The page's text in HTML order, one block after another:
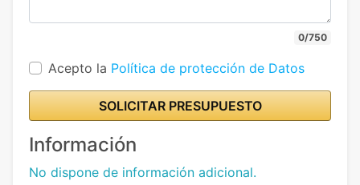
0/750
Acepto la Política de protección de Datos
SOLICITAR PRESUPUESTO
Información
No dispone de información adicional.